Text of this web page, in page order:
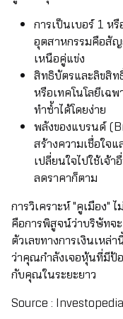
การเป็นเบอร์ 1 ห
อุตสาหกรรมคือสั
เหนือคู่แข่ง
สิทธิบัตรและลิขสิ
หรือเทคโนโลยีเฉ
ทำซ้ำได้โดยง่าย
พลังของแบรนด์
สร้างความเชื่อใจ
เปลี่ยนใจไปใช้เจ้
ลดราคาก็ตาม
การวิเคราะห์ "คูเมือง"
คือการพิสูจน์ว่าบริษัทจ
ตัวเลขทางการเงินเห
ว่าคุณกำลังเจอหุ้นที่มีป้
กับคุณในระยะยาว
Source : Investopedia